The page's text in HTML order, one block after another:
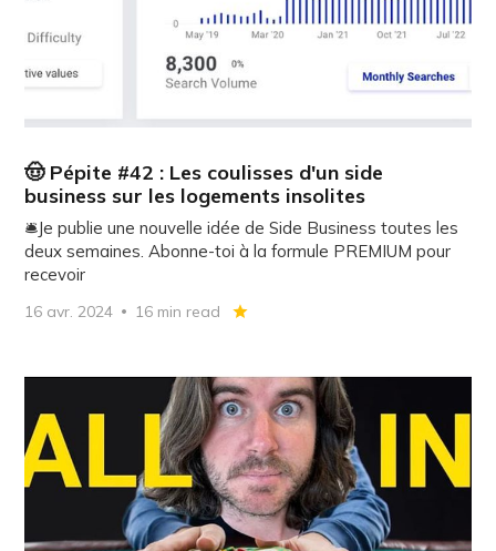
🤠 Pépite #42 : Les coulisses d'un side
business sur les logements insolites
🛎️Je publie une nouvelle idée de Side Business toutes les
deux semaines. Abonne-toi à la formule PREMIUM pour
recevoir
16 avr. 2024 16 min read